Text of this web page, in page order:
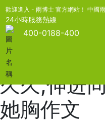
亚洲日韩
精品,国内
免费,国产
久久,伸进
她胸作文
歡迎進入 - 雨博士 官方網站！ 中國
24小時服務熱線
400-0188-400